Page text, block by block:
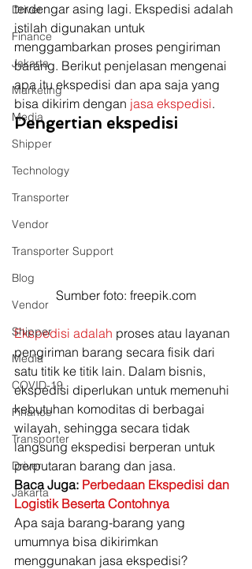
Driver
Finance
Jakarta
Marketing
Media
Shipper
Technology
Transporter
Vendor
Transporter Support
Blog
Vendor
Shipper
Media
COVID-19
Finance
Transporter
Driver
Jakarta
terdengar asing lagi. Ekspedisi adalah
istilah digunakan untuk
menggambarkan proses pengiriman
barang. Berikut penjelasan mengenai
apa itu ekspedisi dan apa saja yang
bisa dikirim dengan jasa ekspedisi.
Pengertian ekspedisi
Sumber foto: freepik.com
Ekspedisi adalah proses atau layanan
pengiriman barang secara fisik dari
satu titik ke titik lain. Dalam bisnis,
ekspedisi diperlukan untuk memenuhi
kebutuhan komoditas di berbagai
wilayah, sehingga secara tidak
langsung ekspedisi berperan untuk
perputaran barang dan jasa.
Baca Juga: Perbedaan Ekspedisi dan
Logistik Beserta Contohnya
Apa saja barang-barang yang
umumnya bisa dikirimkan
menggunakan jasa ekspedisi?